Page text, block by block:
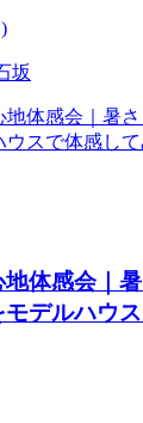
坂
体感会｜
モデルハウ